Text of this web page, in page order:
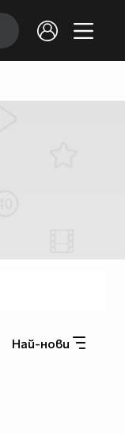
Най-нови